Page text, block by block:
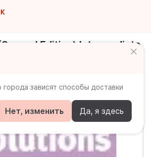
зависят способы доставки
Нет, изменить Да, я здесь
Edition) Intermediate
Audio CD / Рабочая